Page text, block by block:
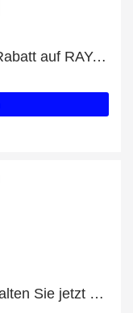
Profitieren Sie von bis zu 12% Rabatt auf RAY-BAN RB 2180 710/73 51/21
Kaufen Sie Radkappen und erhalten Sie jetzt 55% Rabatt